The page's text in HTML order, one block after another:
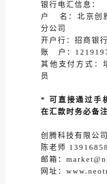
银行电汇信息：
户 名：北京创
分公司
开户行：招商银
账 户：
其他支付方式：
员
* 可直接通过手
在汇款时务必备
创腾科技有限公
陈老师
邮箱：
网址：